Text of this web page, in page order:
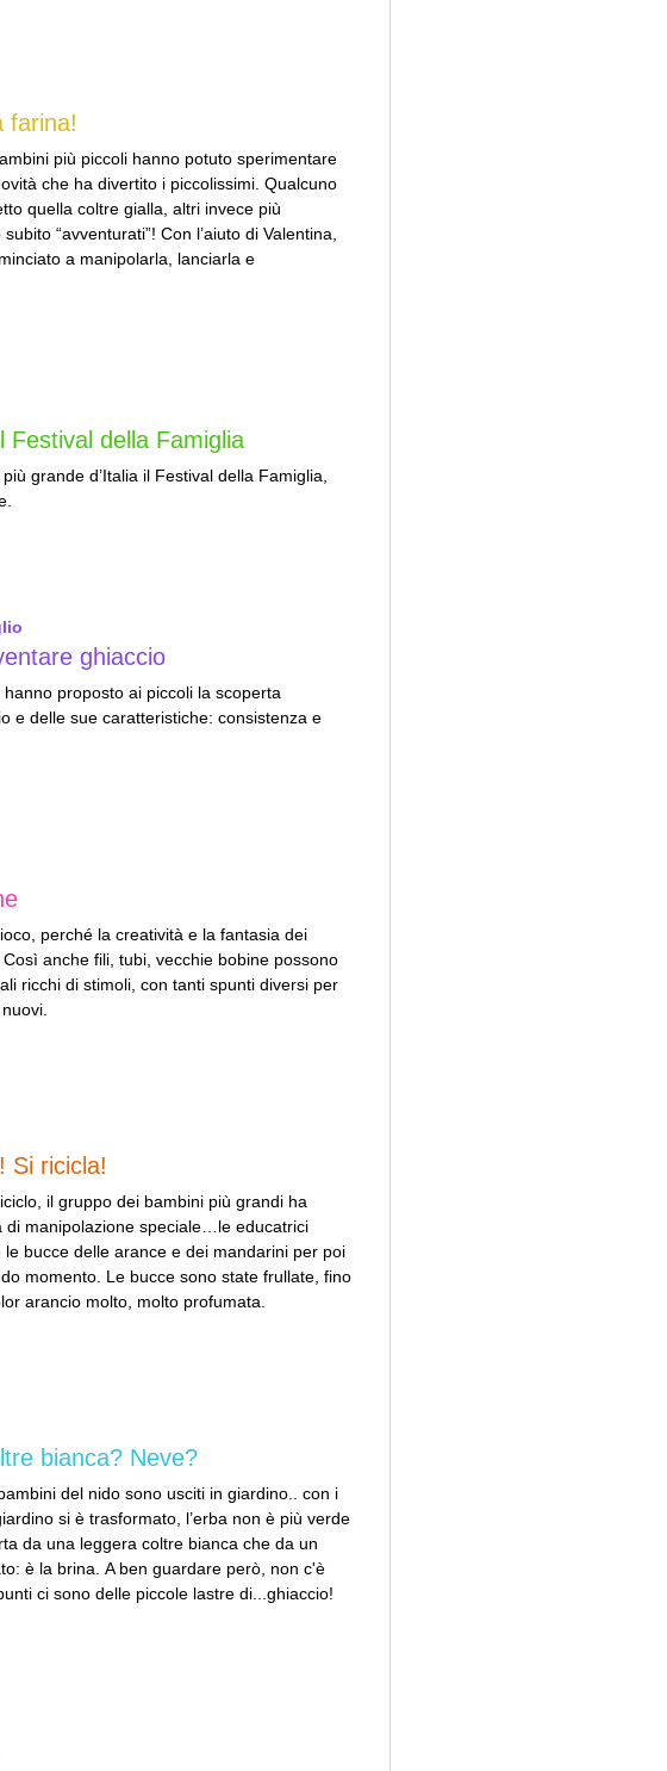
farina!
più piccoli hanno potuto sperimentare
che ha divertito i piccolissimi. Qualcuno
quella coltre gialla, altri invece più
“avventurati”! Con l’aiuto di Valentina,
a manipolarla, lanciarla e
Festival della Famiglia
grande d’Italia il Festival della Famiglia,
ghiaccio
proposto ai piccoli la scoperta
e delle sue caratteristiche: consistenza e
perché la creatività e la fantasia dei
anche fili, tubi, vecchie bobine possono
ricchi di stimoli, con tanti spunti diversi per
Si ricicla!
il gruppo dei bambini più grandi ha
di manipolazione speciale…le educatrici
le bucce delle arance e dei mandarini per poi
momento. Le bucce sono state frullate, fino
arancio molto, molto profumata.
bianca? Neve?
del nido sono usciti in giardino.. con i
si è trasformato, l’erba non è più verde
da una leggera coltre bianca che da un
è la brina. A ben guardare però, non c'è
ci sono delle piccole lastre di...ghiaccio!